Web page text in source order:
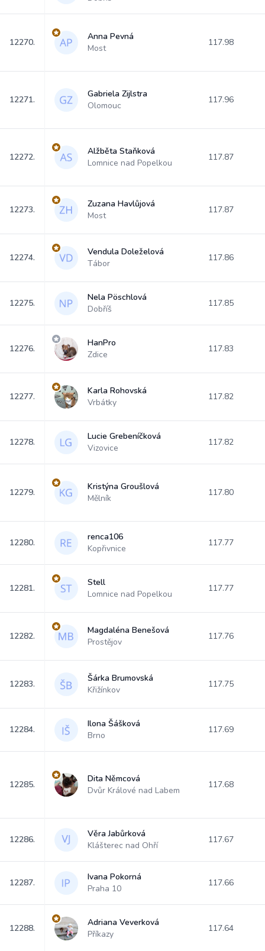
12270.
Anna Pevná
Most
117.98
12271.
Gabriela Zijlstra
Olomouc
117.96
12272.
Alžběta Staňková
Lomnice nad Popelkou
117.87
12273.
Zuzana Havlůjová
Most
117.87
12274.
Vendula Doleželová
Tábor
117.86
12275.
Nela Pöschlová
Dobříš
117.85
12276.
HanPro
Zdice
117.83
12277.
Karla Rohovská
Vrbátky
117.82
12278.
Lucie Grebeníčková
Vizovice
117.82
12279.
Kristýna Groušlová
Mělník
117.80
12280.
renca106
Kopřivnice
117.77
12281.
Stell
Lomnice nad Popelkou
117.77
12282.
Magdaléna Benešová
Prostějov
117.76
12283.
Šárka Brumovská
Křižínkov
117.75
12284.
Ilona Šášková
Brno
117.69
12285.
Dita Němcová
Dvůr Králové nad Labem
117.68
12286.
Věra Jabůrková
Klášterec nad Ohří
117.67
12287.
Ivana Pokorná
Praha 10
117.66
12288.
Adriana Veverková
Příkazy
117.64